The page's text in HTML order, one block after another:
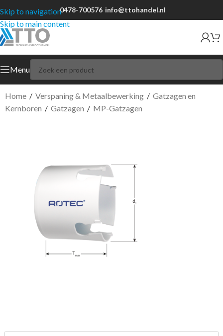
Skip to navigation
Skip to main content
0478-700576 info@ttohandel.nl
Menu
Home / Verspaning & Metaalbewerking / Gatzagen en
Kernboren / Gatzagen / MP-Gatzagen